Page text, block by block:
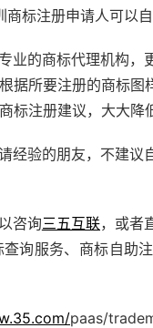
标注册申请人可以自
业的商标代理机构
据所要注册的商标
标注册建议，大大降
经验的朋友，不建
咨询三五互联，或者
询服务、商标自助
paas/